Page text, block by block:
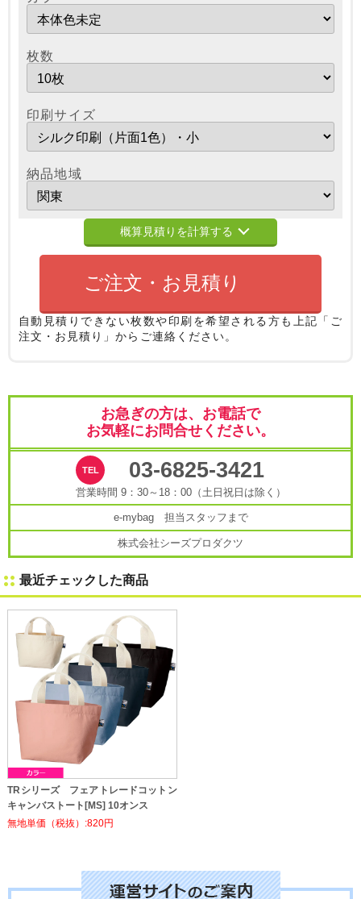
枚数
印刷サイズ
納品地域
概算見積りを計算する
ご注文・お見積り
自動見積りできない枚数や印刷を希望される方も
上記「ご
注文・お見積り」からご連絡ください。
お急ぎの方は、お電話で
お気軽にお問合せください。
03-6825-3421
営業時間 9：30～18：00（土日祝日は除く）
e-mybag 担当スタッフまで
株式会社シーズプロダクツ
最近チェックした商品
TRシリーズ フェアトレードコットン
キャンバストート[MS] 10オンス
無地単価（税抜）:820円